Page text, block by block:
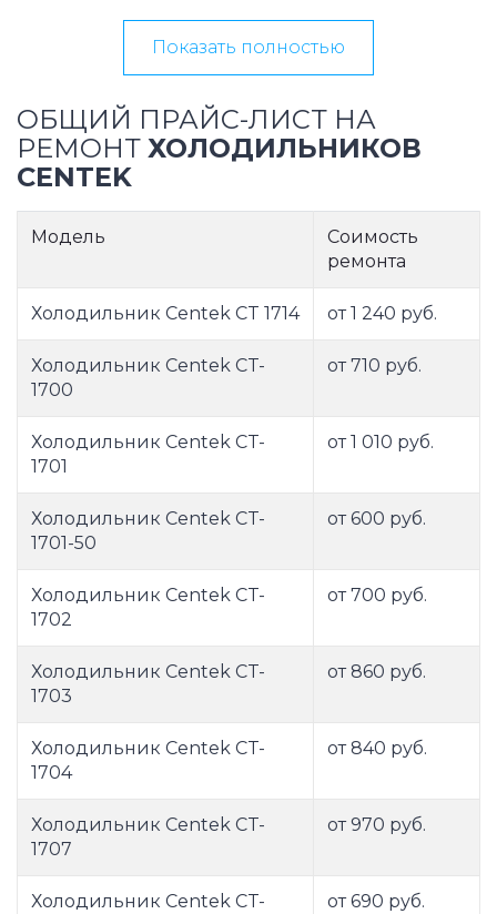
Показать полностью
ОБЩИЙ ПРАЙС-ЛИСТ НА
РЕМОНТ ХОЛОДИЛЬНИКОВ
CENTEK
Модель
Соимость
ремонта
Холодильник Centek CT 1714 от 1 240 руб.
Холодильник Centek CT-
1700
от 710 руб.
Холодильник Centek CT-
1701
от 1 010 руб.
Холодильник Centek CT-
1701-50
от 600 руб.
Холодильник Centek CT-
1702
от 700 руб.
Холодильник Centek CT-
1703
от 860 руб.
Холодильник Centek CT-
1704
от 840 руб.
Холодильник Centek CT-
1707
от 970 руб.
Холодильник Centek CT-
от 690 руб.